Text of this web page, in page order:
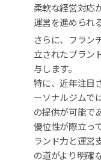
柔軟な経営対応
運営を進められ
さらに、フラン
立されたブラン
与します。
特に、近年注目
ーソナルジムで
の提供が可能で
優位性が際立っ
ランド力と運営
の道がより明確